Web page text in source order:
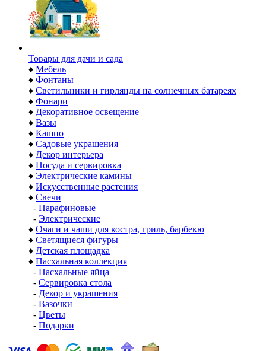
Товары для дачи и сада
♦ Мебель
♦ Фонтаны
♦ Светильники и гирлянды на солнечных батареях
♦ Фонари
♦ Декоративное освещение
♦ Вазы
♦ Кашпо
♦ Садовые украшения
♦ Декор интерьера
♦ Посуда и сервировка
♦ Электрические камины
♦ Искусственные растения
♦ Свечи
- Парафиновые
- Электрические
♦ Очаги и чаши для костра, гриль, барбекю
♦ Светящиеся фигуры
♦ Детская площадка
♦ Пасхальная коллекция
- Пасхальные яйца
- Сервировка стола
- Декор и украшения
- Вазочки
- Цветы
- Подарки